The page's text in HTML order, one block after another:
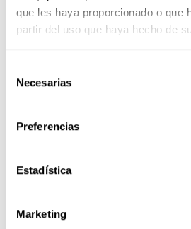
que les haya proporcionado o que
partir del uso que haya hecho de
Necesarias
Preferencias
Estadística
Marketing
Pala de pádel adidas Metalbone Reserve